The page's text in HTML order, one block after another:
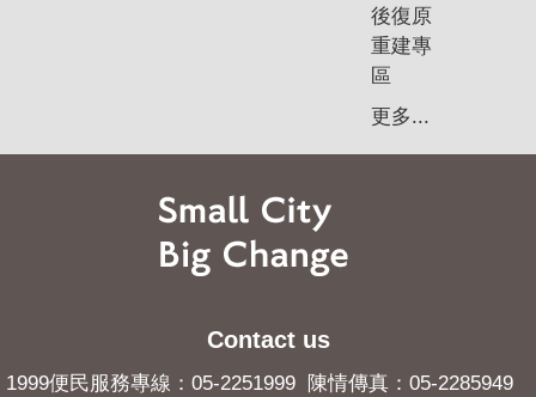
後復原
重建專
區
更多...
Contact us
1999便民服務專線：05-2251999 陳情傳真：05-2285949